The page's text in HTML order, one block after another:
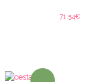
71.54€